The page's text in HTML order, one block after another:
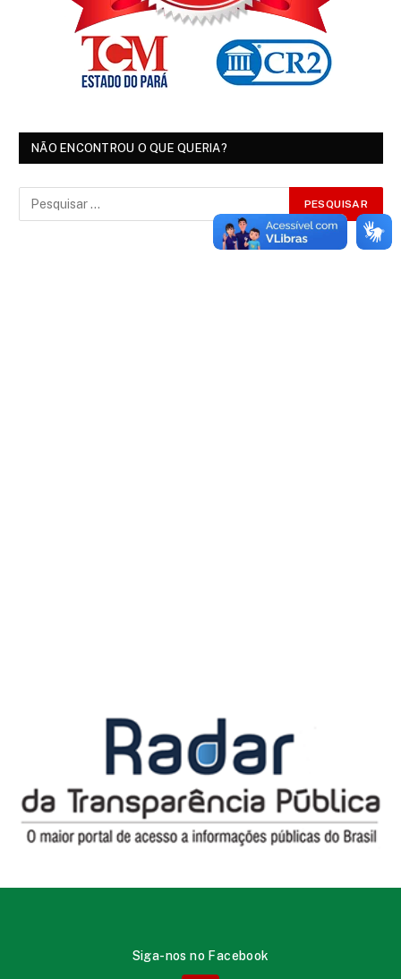
NÃO ENCONTROU O QUE QUERIA?
Siga-nos no Facebook